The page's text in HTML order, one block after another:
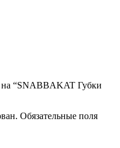
на “SNABBAKAT Губки
Обязательные поля